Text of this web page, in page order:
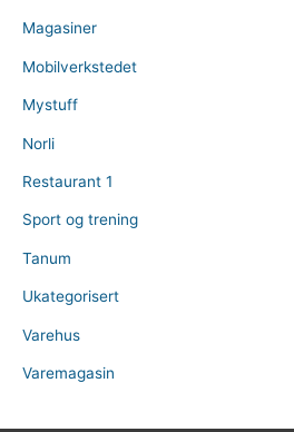
Magasiner
Mobilverkstedet
Mystuff
Norli
Restaurant 1
Sport og trening
Tanum
Ukategorisert
Varehus
Varemagasin